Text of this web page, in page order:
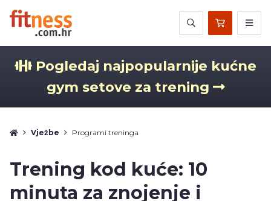
Pogledaj najpopularnije kućne
gym setove za trening
Vježbe Programi treninga
Trening kod kuće: 10
minuta za znojenje i